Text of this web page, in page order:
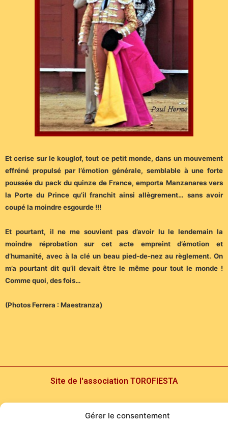
Gérer le consentement
Et cerise sur le kouglof, tout ce petit monde, dans un mouvement
effréné propulsé par l’émotion générale, semblable à une forte
poussée du pack du quinze de France, emporta Manzanares vers
la Porte du Prince qu’il franchit ainsi allègrement… sans avoir
coupé la moindre esgourde !!!
Et pourtant, il ne me souvient pas d’avoir lu le lendemain la
moindre réprobation sur cet acte empreint d’émotion et
d’humanité, avec à la clé un beau pied-de-nez au règlement. On
m’a pourtant dit qu’il devait être le même pour tout le monde !
Comme quoi, des fois…
(Photos Ferrera : Maestranza)
Site de l'association TOROFIESTA